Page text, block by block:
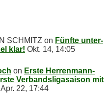
SCHMITZ on Fünf­te un­ter­
klar! Okt. 14, 14:05
on Ers­te Her­ren­mann­
Ver­bands­li­ga­sai­son mit
Apr. 22, 17:44